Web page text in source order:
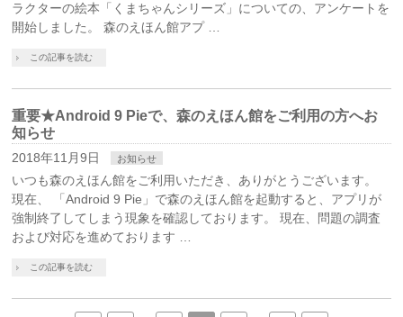
ラクターの絵本「くまちゃんシリーズ」についての、アンケートを
開始しました。 森のえほん館アプ …
この記事を読む
重要★Android 9 Pieで、森のえほん館をご利用の方へお
知らせ
2018年11月9日 お知らせ
いつも森のえほん館をご利用いただき、ありがとうございます。
現在、 「Android 9 Pie」で森のえほん館を起動すると、アプリが
強制終了してしまう現象を確認しております。 現在、問題の調査
および対応を進めております …
この記事を読む